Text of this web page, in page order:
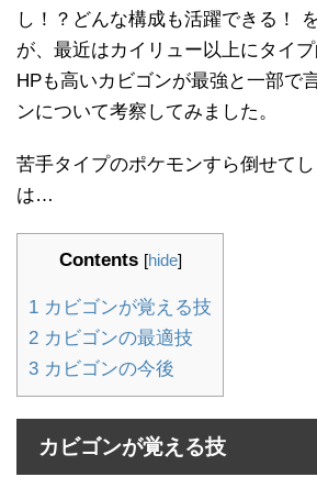
し！？どんな構成も活躍できる！
が、最近はカイリュー以上にタイプ
HPも高いカビゴンが最強と一部で
ンについて考察してみました。
苦手タイプのポケモンすら倒せて
は…
Contents [hide]
1 カビゴンが覚える技
2 カビゴンの最適技
3 カビゴンの今後
カビゴンが覚える技